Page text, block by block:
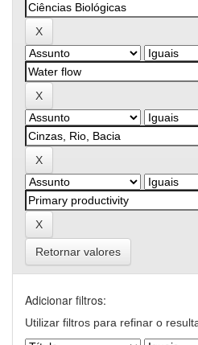
Retornar valores
Adicionar filtros:
Utilizar filtros para refinar o